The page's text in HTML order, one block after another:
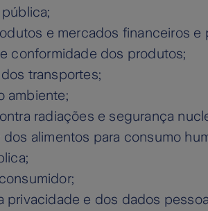
e mercados financeiros
conformidade dos produtos;
transportes;
ambiente;
radiações e segurança
alimentos para consumo
privacidade e dos dados